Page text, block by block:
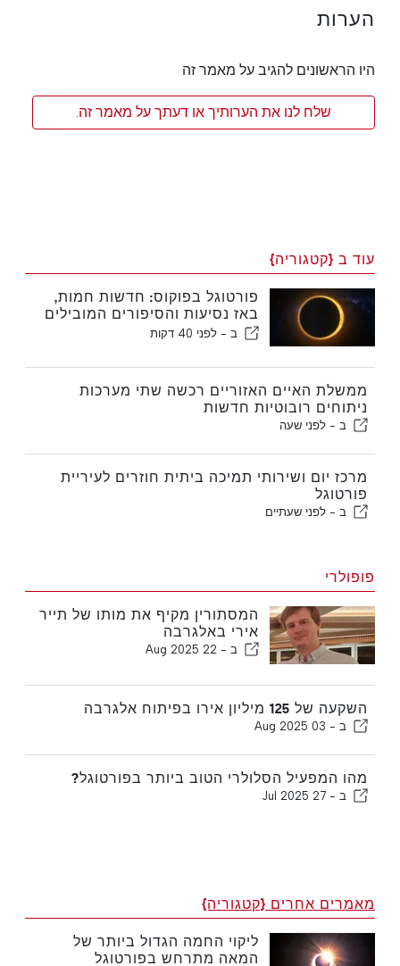
הערות
היו הראשונים להגיב על מאמר זה
שלח לנו את הערותיך או דעתך על מאמר זה.
עוד ב {קטגוריה}
פורטוגל בפוקוס: חדשות חמות,
באז נסיעות והסיפורים המובילים
שעולים לכותרות
ב - לפני 40 דקות
ממשלת האיים האזוריים רכשה שתי מערכות
ניתוחים רובוטיות חדשות
ב - לפני שעה
מרכז יום ושירותי תמיכה ביתית חוזרים לעיריית
פורטוגל
ב - לפני שעתיים
פופולרי
המסתורין מקיף את מותו של תייר
אירי באלגרבה
ב - 22 Aug 2025
השקעה של 125 מיליון אירו בפיתוח אלגרבה
ב - 03 Aug 2025
מהו המפעיל הסלולרי הטוב ביותר בפורטוגל?
ב - 27 Jul 2025
מאמרים אחרים {קטגוריה}
ליקוי החמה הגדול ביותר של
המאה מתרחש בפורטוגל